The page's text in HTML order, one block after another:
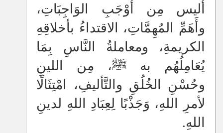
أليس مِن أَوْجَبِ الوَاجِبَاتِ،
وأَهَمِّ المُهِمَّاتِ، الاقتداءُ بأخلاقِهِ
الكريمةِ، ومعاملةُ النَّاسِ بِمَا
يُعَامِلُهُم به ﷺ، مِن اللينِ
وحُسْنِ الخُلُقِ والتَّأليفِ، امْتِثَالًا
لأمرِ اللهِ، وَجَذْبًا لِعِبَادِ اللهِ لدينِ
اللهِ.